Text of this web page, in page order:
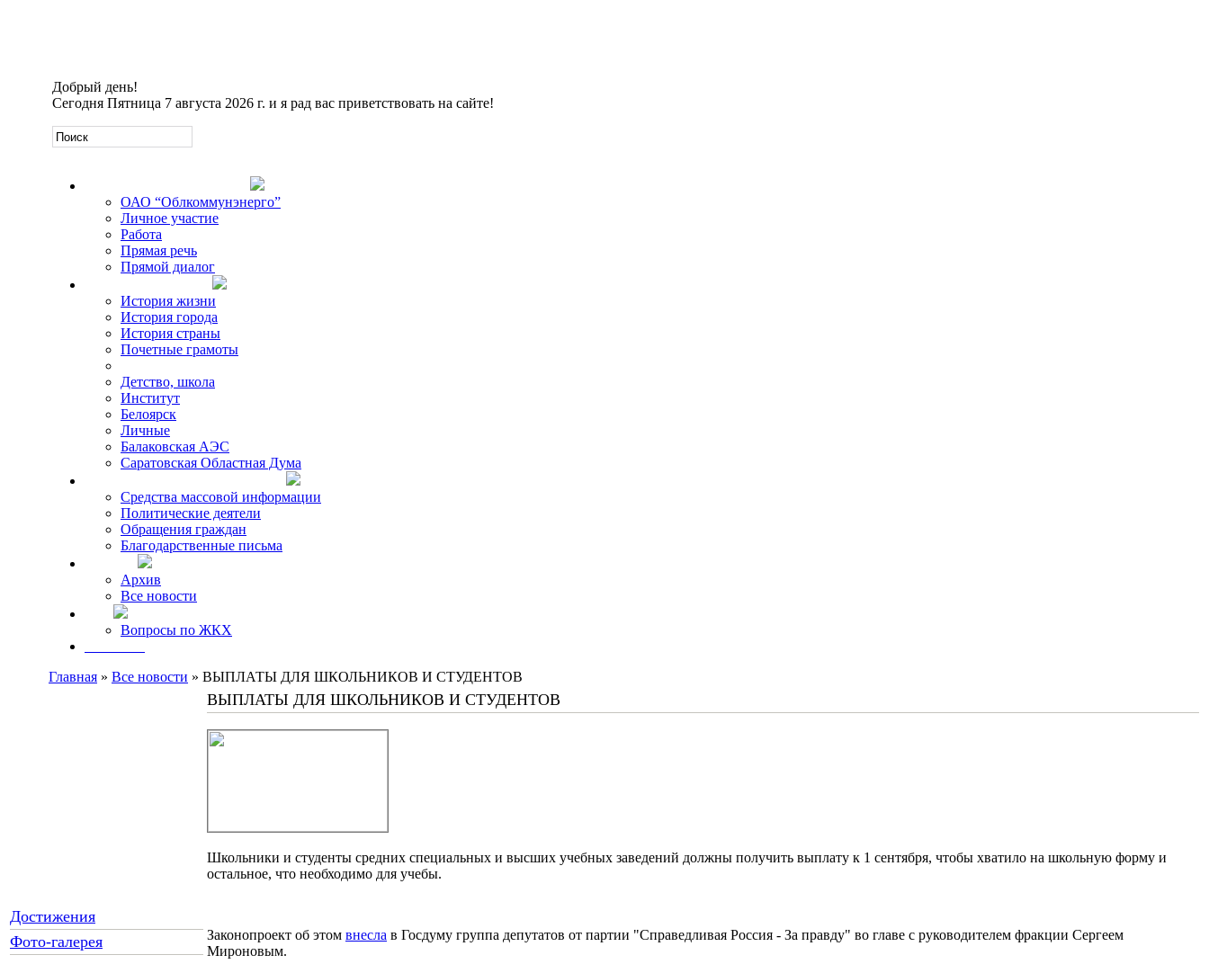
Добрый день!
Сегодня Пятница 7 августа 2026 г. и я рад вас приветствовать на сайте!
ОАО “Облкоммунэнерго”
Личное участие
Работа
Прямая речь
Прямой диалог
История жизни
История города
История страны
Почетные грамоты
Детство, школа
Институт
Белоярск
Личные
Балаковская АЭС
Саратовская Областная Дума
Средства массовой информации
Политические деятели
Обращения граждан
Благодарственные письма
Архив
Все новости
Вопросы по ЖКХ
Главная » Все новости » ВЫПЛАТЫ ДЛЯ ШКОЛЬНИКОВ И СТУДЕНТОВ
Достижения
Фото-галерея
ВЫПЛАТЫ ДЛЯ ШКОЛЬНИКОВ И СТУДЕНТОВ
Школьники и студенты средних специальных и высших учебных заведений должны получить выплату к 1 сентября, чтобы хватило на школьную форму и
остальное, что необходимо для учебы.
Законопроект об этом внесла в Госдуму группа депутатов от партии "Справедливая Россия - За правду" во главе с руководителем фракции Сергеем
Мироновым.